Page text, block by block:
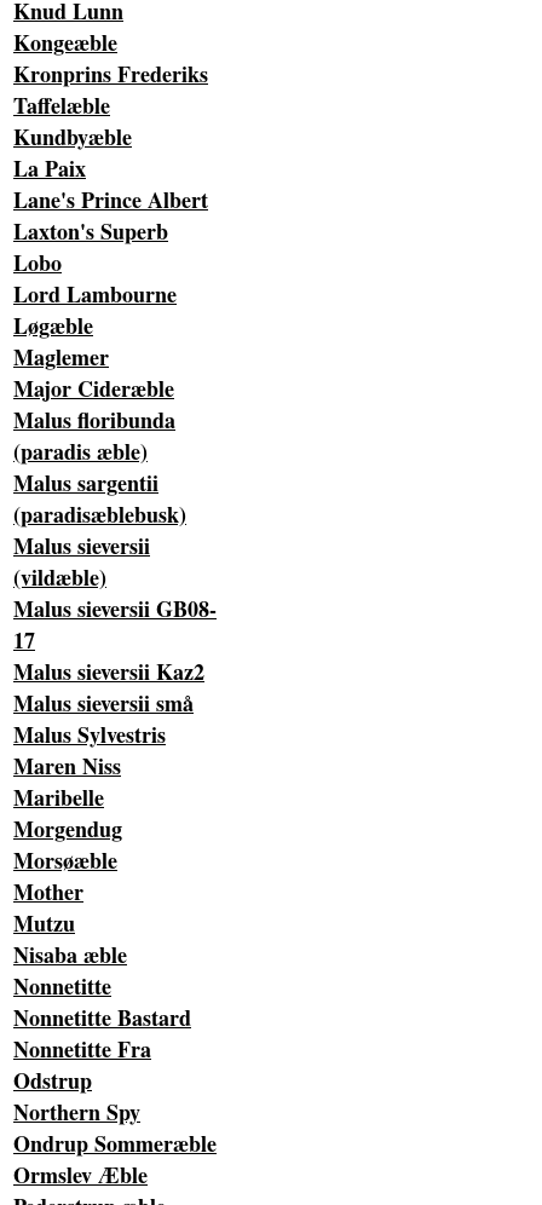
Knud Lunn
Kongeæble
Kronprins Frederiks
Taffelæble
Kundbyæble
La Paix
Lane's Prince Albert
Laxton's Superb
Lobo
Lord Lambourne
Løgæble
Maglemer
Major Cideræble
Malus floribunda
(paradis æble)
Malus sargentii
(paradisæblebusk)
Malus sieversii
(vildæble)
Malus sieversii GB08-
17
Malus sieversii Kaz2
Malus sieversii små
Malus Sylvestris
Maren Niss
Maribelle
Morgendug
Morsøæble
Mother
Mutzu
Nisaba æble
Nonnetitte
Nonnetitte Bastard
Nonnetitte Fra
Odstrup
Northern Spy
Ondrup Sommeræble
Ormslev Æble